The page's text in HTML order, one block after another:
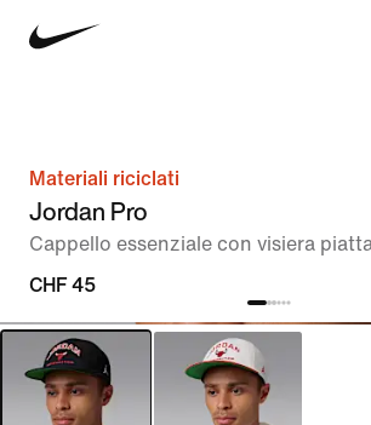
Materiali riciclati
Jordan Pro
Cappello essenziale con visiera
CHF 45